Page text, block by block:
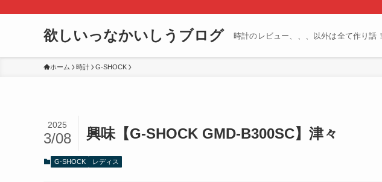
欲しいっなかいしうブログ 時計のレビュー、、、以外は全て作り話！
ホーム 時計 G-SHOCK
興味【G-SHOCK GMD-B300SC】津々
2025
3/08
G-SHOCK レディス